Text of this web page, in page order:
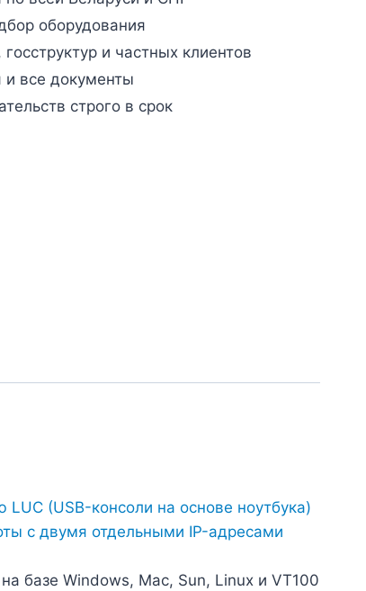
оборудования
и частных клиентов
все документы
строго в срок
(USB-консоли на основе ноутбука)
с двумя отдельными IP-адресами
базе Windows, Mac, Sun, Linux и VT100